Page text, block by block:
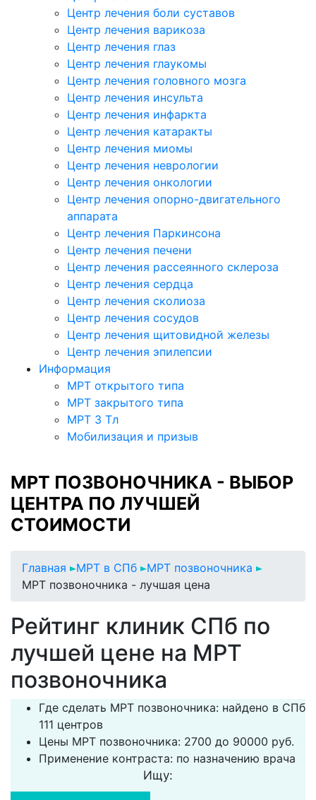
Центр лечения боли суставов
Центр лечения варикоза
Центр лечения глаз
Центр лечения глаукомы
Центр лечения головного мозга
Центр лечения инсульта
Центр лечения инфаркта
Центр лечения катаракты
Центр лечения миомы
Центр лечения неврологии
Центр лечения онкологии
Центр лечения опорно-двигательного
аппарата
Центр лечения Паркинсона
Центр лечения печени
Центр лечения рассеянного склероза
Центр лечения сердца
Центр лечения сколиоза
Центр лечения сосудов
Центр лечения щитовидной железы
Центр лечения эпилепсии
Информация
МРТ открытого типа
МРТ закрытого типа
МРТ 3 Тл
Мобилизация и призыв
МРТ ПОЗВОНОЧНИКА - ВЫБОР
ЦЕНТРА ПО ЛУЧШЕЙ
СТОИМОСТИ
Главная МРТ в СПб
МРТ позвоночника
МРТ позвоночника - лучшая цена
Рейтинг клиник СПб по
лучшей цене на МРТ
позвоночника
Где сделать МРТ позвоночника: найдено в СПб
111 центров
Цены МРТ позвоночника: 2700 до 90000 руб.
Применение контраста: по назначению врача
Ищу: